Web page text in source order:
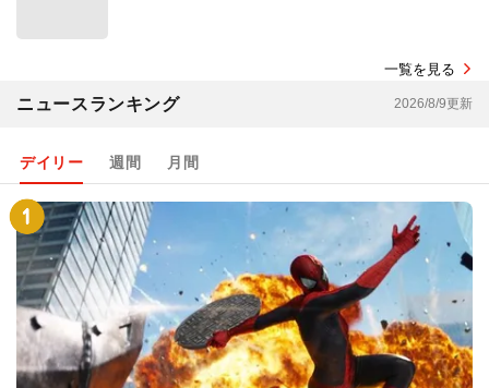
一覧を見る
ニュースランキング 2026/8/9更新
デイリー 週間 月間